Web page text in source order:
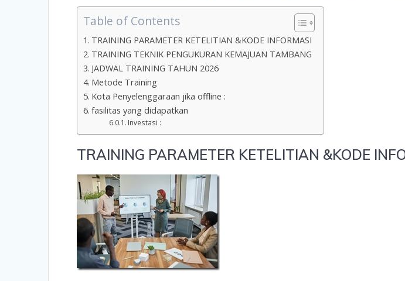
Table of Contents
TRAINING PARAMETER KETELITIAN &KODE INFORMASI
TRAINING TEKNIK PENGUKURAN KEMAJUAN TAMBANG
JADWAL TRAINING TAHUN 2026
Metode Training
Kota Penyelenggaraan jika offline :
fasilitas yang didapatkan
Investasi :
TRAINING PARAMETER KETELITIAN &KODE